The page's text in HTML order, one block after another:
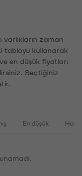
zaman
tabloyu kullanarak
en düşük fiyatları
Seçtiğiniz
En düşük